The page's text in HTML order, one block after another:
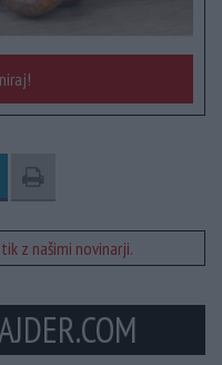
z našimi novinarji.